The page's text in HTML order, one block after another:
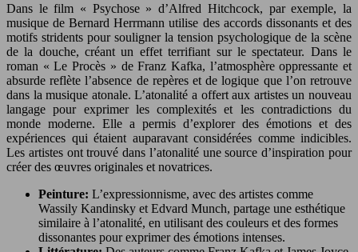
Dans le film « Psychose » d’Alfred Hitchcock, par exemple, la
musique de Bernard Herrmann utilise des accords dissonants et des
motifs stridents pour souligner la tension psychologique de la scène
de la douche, créant un effet terrifiant sur le spectateur. Dans le
roman « Le Procès » de Franz Kafka, l’atmosphère oppressante et
absurde reflète l’absence de repères et de logique que l’on retrouve
dans la musique atonale. L’atonalité a offert aux artistes un nouveau
langage pour exprimer les complexités et les contradictions du
monde moderne. Elle a permis d’explorer des émotions et des
expériences qui étaient auparavant considérées comme indicibles.
Les artistes ont trouvé dans l’atonalité une source d’inspiration pour
créer des œuvres originales et novatrices.
Peinture: L’expressionnisme, avec des artistes comme
Wassily Kandinsky et Edvard Munch, partage une esthétique
similaire à l’atonalité, en utilisant des couleurs et des formes
dissonantes pour exprimer des émotions intenses.